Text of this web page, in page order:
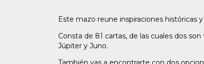
Este mazo reune inspiraciones históricas
Consta de 81 cartas, de las cuales dos
Júpiter y Juno.